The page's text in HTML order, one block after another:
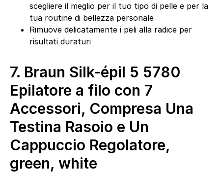
scegliere il meglio per il tuo tipo di pelle e per la
tua routine di bellezza personale
Rimuove delicatamente i peli alla radice per
risultati duraturi
7. Braun Silk-épil 5 5780
Epilatore a filo con 7
Accessori, Compresa Una
Testina Rasoio e Un
Cappuccio Regolatore,
green, white